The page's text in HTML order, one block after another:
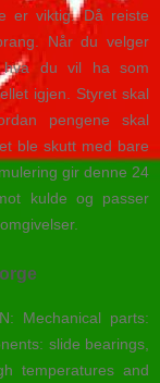
er viktig. Då reiste
Når du velger
hva du vil ha som
igjen. Styret skal
pengene skal
ble skutt med bare
gir denne 24
kulde og passer
Mechanical parts:
slide bearings,
temperatures and